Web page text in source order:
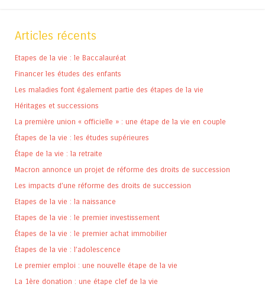
Articles récents
Etapes de la vie : le Baccalauréat
Financer les études des enfants
Les maladies font également partie des étapes de la vie
Héritages et successions
La première union « officielle » : une étape de la vie en couple
Étapes de la vie : les études supérieures
Étape de la vie : la retraite
Macron annonce un projet de réforme des droits de succession
Les impacts d’une réforme des droits de succession
Etapes de la vie : la naissance
Etapes de la vie : le premier investissement
Étapes de la vie : le premier achat immobilier
Étapes de la vie : l’adolescence
Le premier emploi : une nouvelle étape de la vie
La 1ère donation : une étape clef de la vie